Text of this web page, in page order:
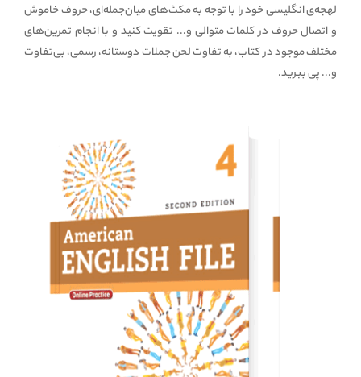
لهجه‌ی انگلیسی خود را با توجه به مکث‌های میان‌جمله‌ای، حروف خاموش
و اتصال حروف در کلمات متوالی و... تقویت کنید و با انجام تمرین‌های
مختلف موجود در کتاب، به تفاوت لحن‌ جملات دوستانه، رسمی، بی‌تفاوت
و... پی ببرید.